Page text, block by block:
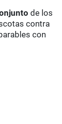
de los
contra
con